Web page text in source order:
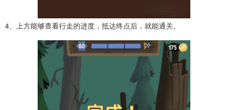
4、上方能够查看行走的进度，抵达终点后，就能通关。